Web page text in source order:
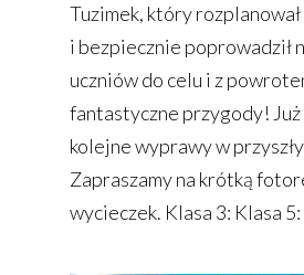
Tuzimek, który
i bezpiecznie poprowadził
uczniów do celu i z
fantastyczne przygody!
kolejne wyprawy w
Zapraszamy na krótką
wycieczek. Klasa 3: Klasa 5: